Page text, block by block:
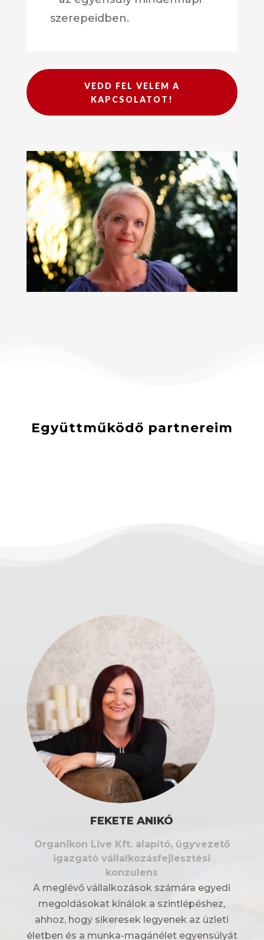
szerepeidben.
VEDD FEL VELEM A
KAPCSOLATOT!
Együttműködő partnereim
FEKETE ANIKÓ
Organikon Live Kft. alapító, ügyvezető
igazgató vállalkozásfejlesztési
konzulens
A meglévő vállalkozások számára egyedi
megoldásokat kínálok a szintlépéshez,
ahhoz, hogy sikeresek legyenek az üzleti
életben és a munka-magánélet egyensúlyát